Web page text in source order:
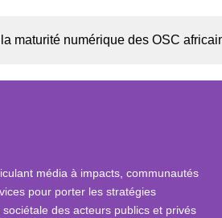
numérique des OSC africaines
média à impacts, communautés
pour porter les stratégies
sociétale des acteurs publics et privés